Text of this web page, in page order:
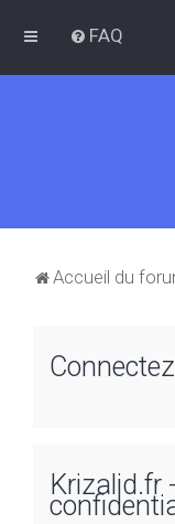
FAQ
Accueil du
Krizalid.fr